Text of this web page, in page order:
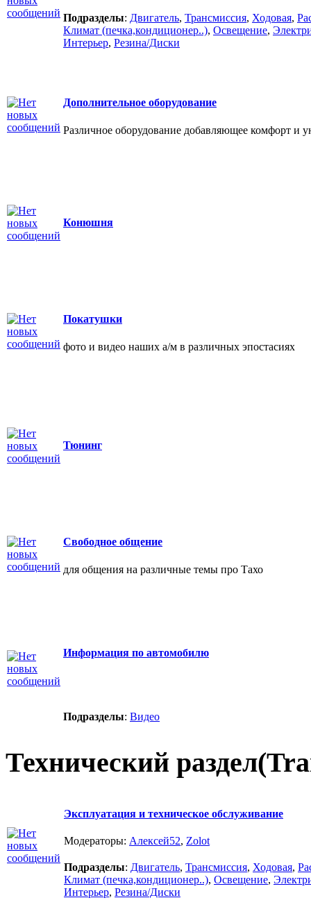
Подразделы: Двигатель, Трансмиссия, Ходовая,
Климат (печка,кондиционер..), Освещение,
Интерьер, Резина/Диски
Дополнительное оборудование
Различное оборудование добавляющее комфорт и
Конюшня
Покатушки
фото и видео наших а/м в различных эпостасиях
Тюнинг
Свободное общение
для общения на различные темы про Тахо
Информация по автомобилю
Подразделы: Видео
Технический
Эксплуатация и техническое обслуживание
Модераторы: Алексей52, Zolot
Подразделы: Двигатель, Трансмиссия, Ходовая,
Климат (печка,кондиционер..), Освещение,
Интерьер, Резина/Диски